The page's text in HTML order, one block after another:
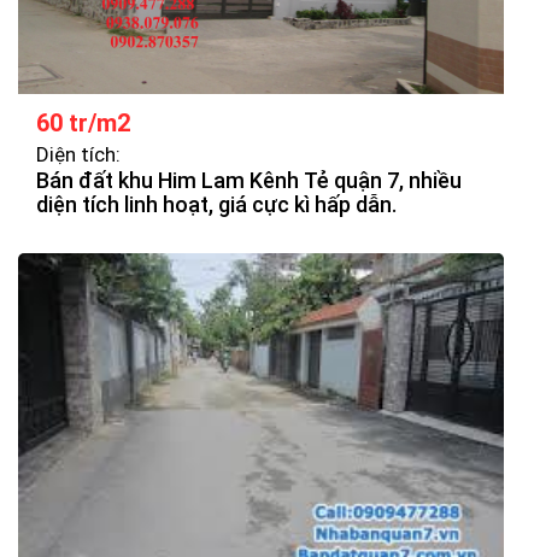
60 tr/m2
Diện tích:
Bán đất khu Him Lam Kênh Tẻ quận 7, nhiều
diện tích linh hoạt, giá cực kì hấp dẫn.